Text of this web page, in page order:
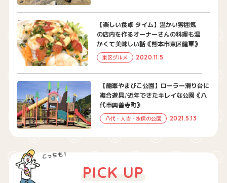
【楽しい食卓 タイム】温かい雰囲気
の店内を作るオーナーさんの料理も温
かくて美味しい話《熊本市東区健軍》
東区グルメ 2020.11.5
【龍峯やまびこ公園】ローラー滑り台に
複合遊具♪近年できたキレイな公園《八
代市興善寺町》
八代・人吉・水俣の公園 2021.5.13
PICK UP